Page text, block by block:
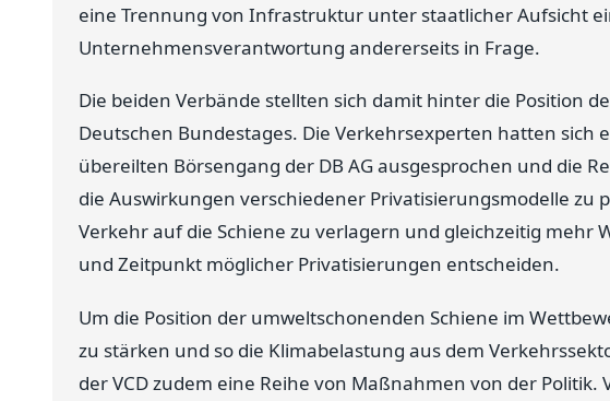
eine Trennung von Infrastruktur unter staatlicher Aufsicht
Unternehmensverantwortung andererseits in Frage.
Die beiden Verbände stellten sich damit hinter die Position
Deutschen Bundestages. Die Verkehrsexperten hatten sich
übereilten Börsengang der DB AG ausgesprochen und die
die Auswirkungen verschiedener Privatisierungsmodelle zu
Verkehr auf die Schiene zu verlagern und gleichzeitig mehr
und Zeitpunkt möglicher Privatisierungen entscheiden.
Um die Position der umweltschonenden Schiene im
zu stärken und so die Klimabelastung aus dem
der VCD zudem eine Reihe von Maßnahmen von der Politik.